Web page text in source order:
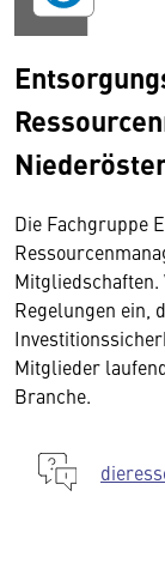
Die Fachgruppe
Regelungen ein,
Mitglieder
Branche.